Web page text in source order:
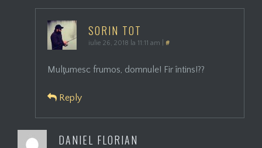
SORIN TOT
iulie 26, 2018 la 11:11 am #
Mulţumesc frumos, domnule! Fir întins!??
Reply
DANIEL FLORIAN